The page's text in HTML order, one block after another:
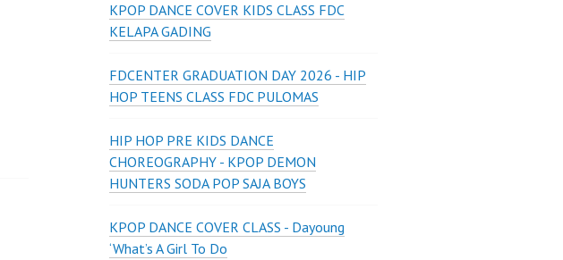
KPOP DANCE COVER KIDS CLASS FDC
KELAPA GADING
FDCENTER GRADUATION DAY 2026 - HIP
HOP TEENS CLASS FDC PULOMAS
HIP HOP PRE KIDS DANCE
CHOREOGRAPHY - KPOP DEMON
HUNTERS SODA POP SAJA BOYS
KPOP DANCE COVER CLASS - Dayoung
‘What’s A Girl To Do